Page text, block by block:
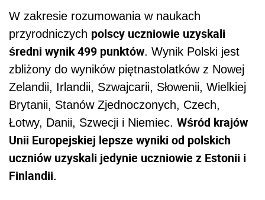
W zakresie rozumowania w naukach
przyrodniczych polscy uczniowie uzyskali
średni wynik 499 punktów. Wynik Polski jest
zbliżony do wyników piętnastolatków z Nowej
Zelandii, Irlandii, Szwajcarii, Słowenii, Wielkiej
Brytanii, Stanów Zjednoczonych, Czech,
Łotwy, Danii, Szwecji i Niemiec. Wśród krajów
Unii Europejskiej lepsze wyniki od polskich
uczniów uzyskali jedynie uczniowie z Estonii i
Finlandii.